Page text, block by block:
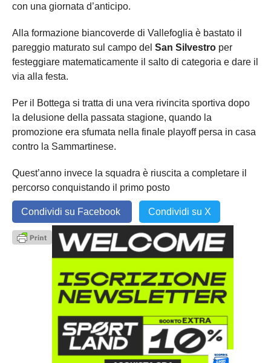
con una giornata d’anticipo.
Alla formazione biancoverde di Vallefoglia è bastato il
pareggio maturato sul campo del San Silvestro per
festeggiare matematicamente il salto di categoria e dare il
via alla festa.
Per il Bottega si tratta di una vera rivincita sportiva dopo
la delusione della passata stagione, quando la
promozione era sfumata nella finale playoff persa in casa
contro la Sammartinese.
Quest’anno invece la squadra è riuscita a completare il
percorso conquistando il primo posto
Condividi su Facebook Condividi su X